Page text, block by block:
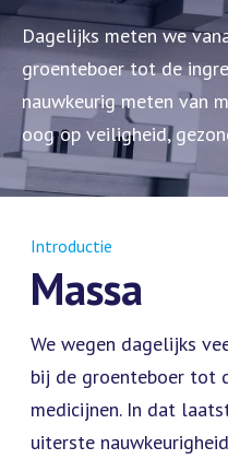
Dagelijks meten we
groenteboer tot de
nauwkeurig meten van
oog op veiligheid,
Introductie
Massa
We wegen dagelijks
bij de groenteboer tot
medicijnen. In dat
uiterste